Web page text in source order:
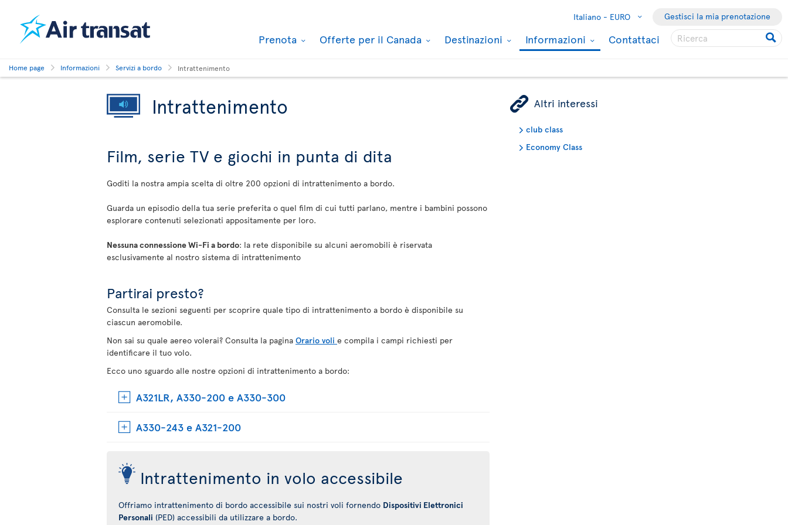
Italiano - EURO Gestisci la mia prenotazione
Prenota Offerte per il Canada Destinazioni Informazioni Contattaci
Home page Informazioni Servizi a bordo Intrattenimento
Intrattenimento
Film, serie TV e giochi in punta di dita
Goditi la nostra ampia scelta di oltre 200 opzioni di intrattenimento a bordo.
Guarda un episodio della tua serie preferita o quel film di cui tutti parlano, mentre i bambini possono
esplorare contenuti selezionati appositamente per loro.
Nessuna connessione Wi-Fi a bordo: la rete disponibile su alcuni aeromobili è riservata
esclusivamente al nostro sistema di intrattenimento
Partirai presto?
Consulta le sezioni seguenti per scoprire quale tipo di intrattenimento a bordo è disponibile su
ciascun aeromobile.
Non sai su quale aereo volerai? Consulta la pagina Orario voli e compila i campi richiesti per
identificare il tuo volo.
Ecco uno sguardo alle nostre opzioni di intrattenimento a bordo:
A321LR, A330-200 e A330-300
A330-243 e A321-200
Intrattenimento in volo accessibile
Offriamo intrattenimento di bordo accessibile sui nostri voli fornendo Dispositivi Elettronici
Personali (PED) accessibili da utilizzare a bordo.
ÿ Altri interessi
club class
Economy Class